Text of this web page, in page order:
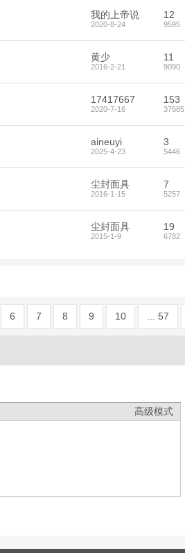
我的上帝说
2020-8-24
12
9595
黄少
2016-2-21
11
9090
17417667
2020-7-16
153
37685
aineuyi
2025-4-23
3
5446
尘封面具
2016-1-15
7
5257
尘封面具
2015-1-9
19
6782
6 7 8 9 10 ... 57
高级模式